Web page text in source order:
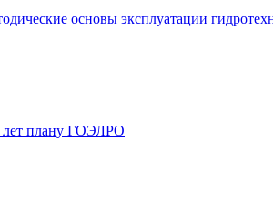
основы эксплуатации
лет плану ГОЭЛРО